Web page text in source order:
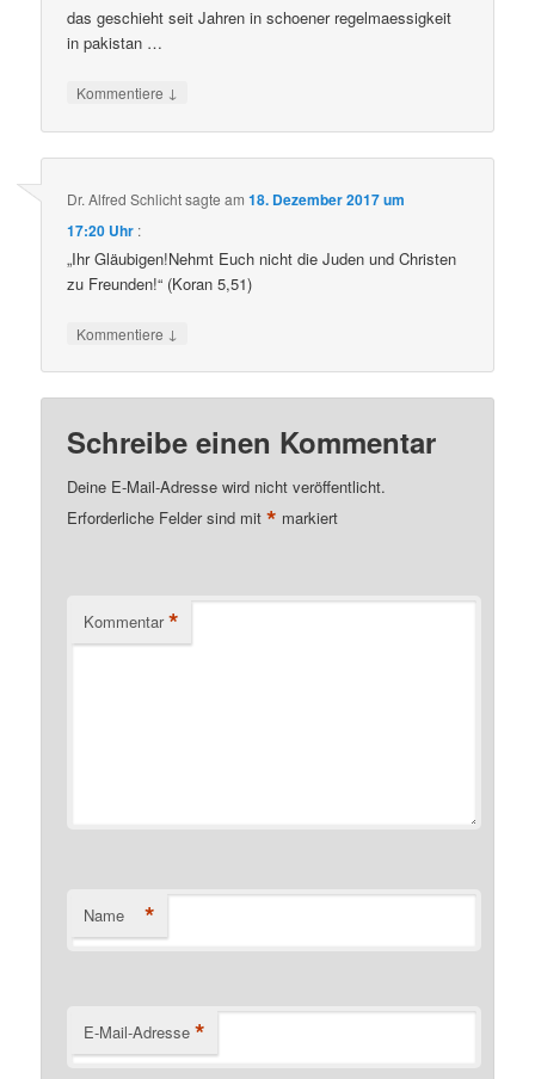
das geschieht seit Jahren in schoener regelmaessigkeit
in pakistan …
Kommentiere ↓
Dr. Alfred Schlichtsagte am18. Dezember 2017 um
17:20 Uhr :
„Ihr Gläubigen!Nehmt Euch nicht die Juden und Christen
zu Freunden!“ (Koran 5,51)
Kommentiere ↓
Schreibe einen Kommentar
Deine E-Mail-Adresse wird nicht veröffentlicht.
Erforderliche Felder sind mit* markiert
Kommentar *
Name *
E-Mail-Adresse *